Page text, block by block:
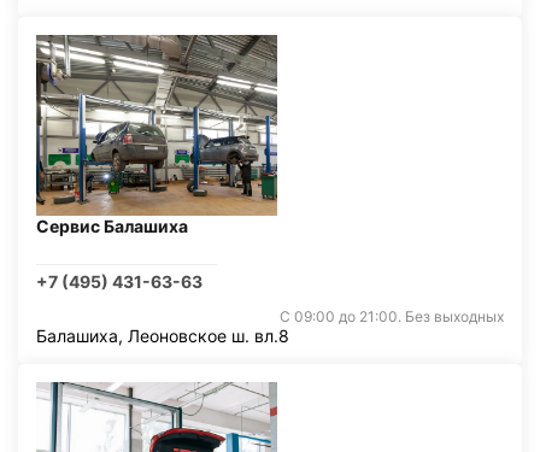
Сервис Балашиха
+7 (495) 431-63-63
С 09:00 до 21:00. Без выходных
Балашиха, Леоновское ш. вл.8